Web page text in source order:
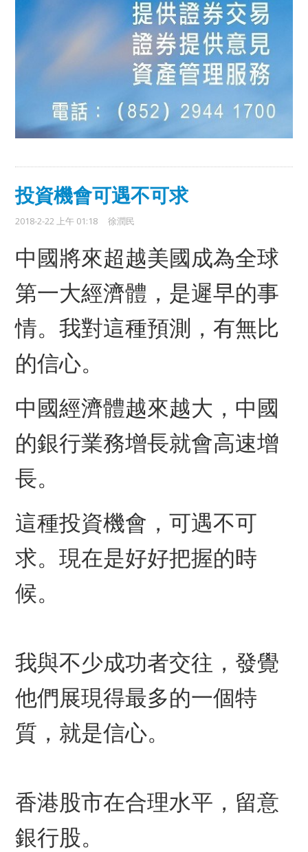
投資機會可遇不可求
2018-2-22 上午 01:18 徐潤民
中國將來超越美國成為全球
第一大經濟體，是遲早的事
情。我對這種預測，有無比
的信心。
中國經濟體越來越大，中國
的銀行業務增長就會高速增
長。
這種投資機會，可遇不可
求。現在是好好把握的時
候。
我與不少成功者交往，發覺
他們展現得最多的一個特
質，就是信心。
香港股市在合理水平，留意
銀行股。